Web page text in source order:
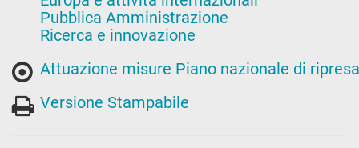
Pubblica Amministrazione
Ricerca e innovazione
Attuazione misure Piano nazionale di
Versione Stampabile